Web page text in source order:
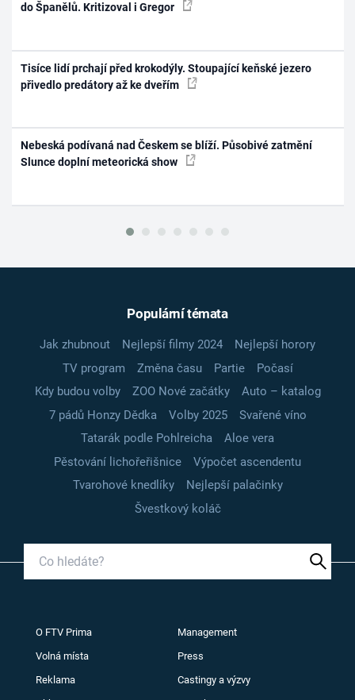
do Španělů. Kritizoval i Gregor
Tisíce lidí prchají před krokodýly. Stoupající keňské jezero
přivedlo predátory až ke dveřím
Nebeská podívaná nad Českem se blíží. Působivé zatmění
Slunce doplní meteorická show
Populární témata
Jak zhubnout Nejlepší filmy 2024
Nejlepší horory
TV program
Změna času Partie
Počasí
Kdy budou volby
ZOO Nové začátky
Auto – katalog
7 pádů Honzy Dědka
Volby 2025
Svařené víno
Tatarák podle Pohlreicha
Aloe vera
Pěstování lichořeřišnice
Výpočet ascendentu
Tvarohové knedlíky
Nejlepší palačinky
Švestkový koláč
O FTV Prima Management
Volná místa Press
Reklama Castingy a výzvy